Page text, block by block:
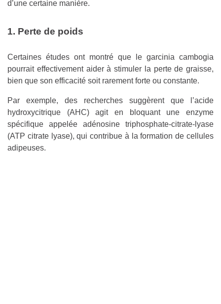
d’une certaine manière.
1. Perte de poids
Certaines études ont montré que le garcinia cambogia
pourrait effectivement aider à stimuler la perte de graisse,
bien que son efficacité soit rarement forte ou constante.
Par exemple, des recherches suggèrent que l’acide
hydroxycitrique (AHC) agit en bloquant une enzyme
spécifique appelée adénosine triphosphate-citrate-lyase
(ATP citrate lyase), qui contribue à la formation de cellules
adipeuses.